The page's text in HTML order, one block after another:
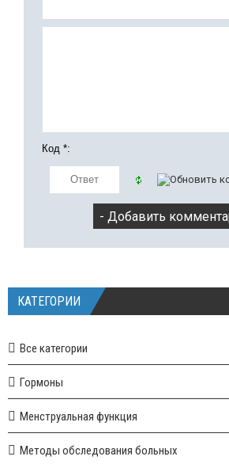
Код *:
КАТЕГОРИИ
Все категории
Гормоны
Менструальная функция
Методы обследования больных